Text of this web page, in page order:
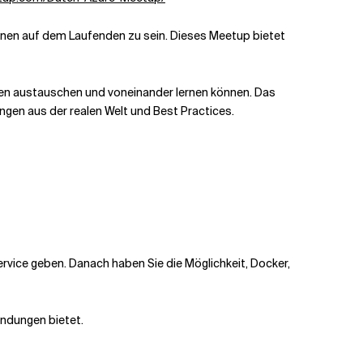
auf dem Laufenden zu sein. Dieses Meetup bietet
austauschen und voneinander lernen können. Das
aus der realen Welt und Best Practices.
geben. Danach haben Sie die Möglichkeit, Docker,
bietet.